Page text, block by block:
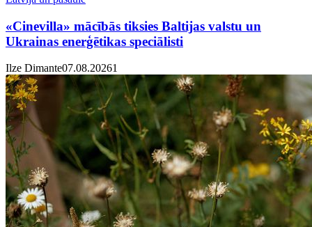
«Cinevilla» mācībās tiksies Baltijas valstu un
Ukrainas enerģētikas speciālisti
Ilze Dimante07.08.20261